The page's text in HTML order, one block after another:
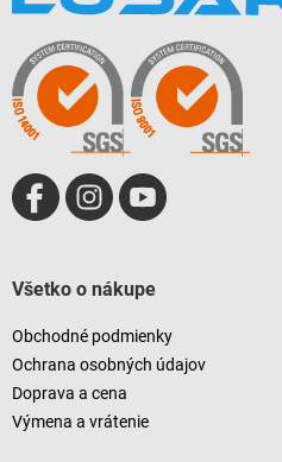
Všetko o nákupe
Obchodné podmienky
Ochrana osobných údajov
Doprava a cena
Výmena a vrátenie